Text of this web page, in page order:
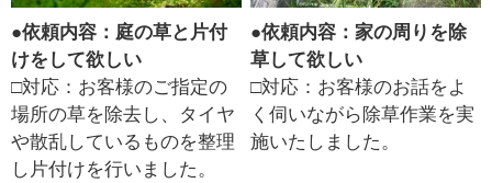
●依頼内容：庭の草と片付
けをして欲しい
□対応：お客様のご指定の
場所の草を除去し、タイヤ
や散乱しているものを整理
し片付けを行いました。
●依頼内容：家の周りを除
草して欲しい
□対応：お客様のお話をよ
く伺いながら除草作業を実
施いたしました。